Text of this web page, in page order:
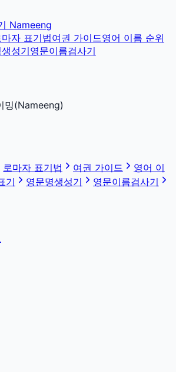
Nameeng
마자 표기법여권 가이드영어 이름 순위
성기영문이름검사기
밍(Nameeng)
로마자 표기법 여권 가이드
영어 이
기 영문명생성기
영문이름검사기